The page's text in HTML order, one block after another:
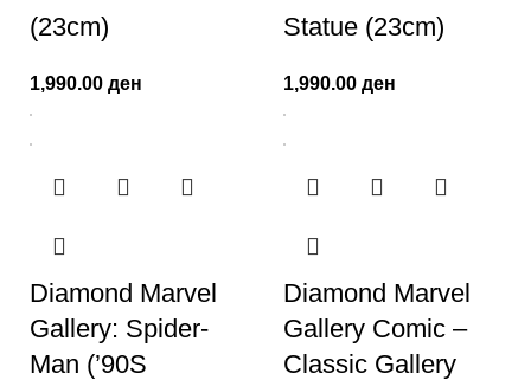
(23cm)
1,990.00 ден
Statue (23cm)
1,990.00 ден
Diamond Marvel
Gallery: Spider-
Man (’90S
Diamond Marvel
Gallery Comic –
Classic Gallery